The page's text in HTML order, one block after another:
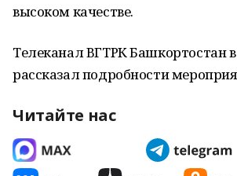
высоком качестве.
Телеканал ВГТРК Башкортостан в
рассказал подробности
Читайте нас